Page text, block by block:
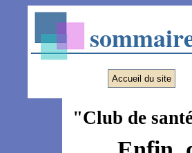
Accueil du site
"Club de